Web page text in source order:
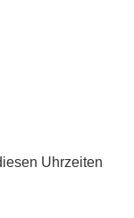
Uhrzeiten